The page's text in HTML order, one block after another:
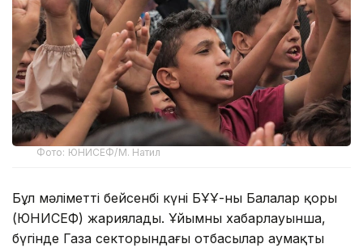
Фото: ЮНИСЕФ/М. Натил
Бұл мәліметті бейсенбі күні БҰҰ-ның Балалар қоры
(ЮНИСЕФ) жариялады. Ұйымның хабарлауынша,
бүгінде Газа секторындағы отбасылар аумақтың